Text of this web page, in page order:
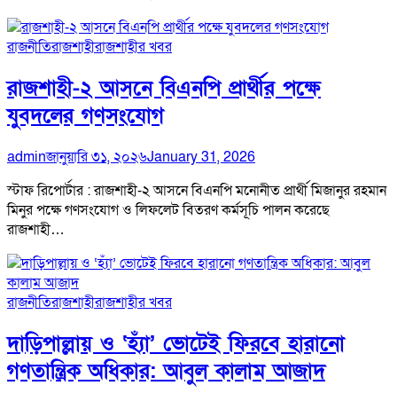
রাজনীতিরাজশাহীরাজশাহীর খবর
রাজশাহী-২ আসনে বিএনপি প্রার্থীর পক্ষে
যুবদলের গণসংযোগ
adminজানুয়ারি ৩১, ২০২৬January 31, 2026
স্টাফ রিপোর্টার : রাজশাহী-২ আসনে বিএনপি মনোনীত প্রার্থী মিজানুর রহমান
মিনুর পক্ষে গণসংযোগ ও লিফলেট বিতরণ কর্মসূচি পালন করেছে
রাজশাহী…
রাজনীতিরাজশাহীরাজশাহীর খবর
দাড়িপাল্লায় ও ‘হ্যাঁ’ ভোটেই ফিরবে হারানো
গণতান্ত্রিক অধিকার: আবুল কালাম আজাদ